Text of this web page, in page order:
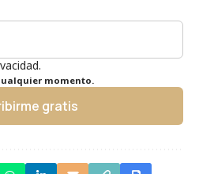
momento.
gratis